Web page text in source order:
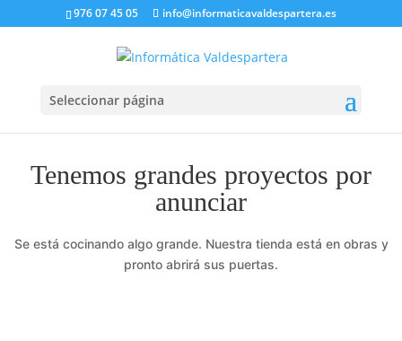
976 07 45 05 info@informaticavaldespartera.es
Seleccionar página
Tenemos grandes proyectos por
anunciar
Se está cocinando algo grande. Nuestra tienda está en obras y
pronto abrirá sus puertas.